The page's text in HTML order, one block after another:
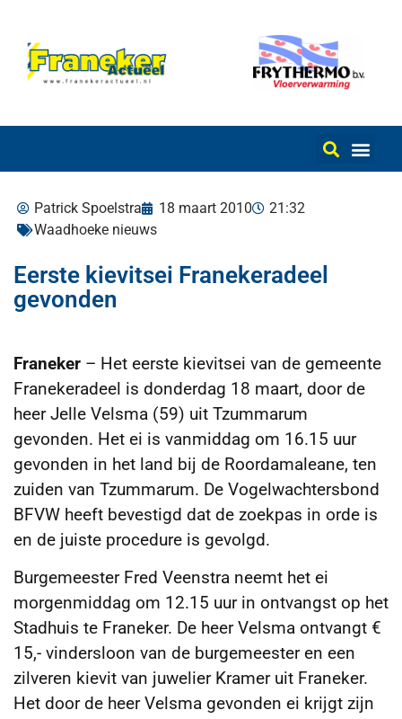
Patrick Spoelstra 18 maart 2010
21:32
Waadhoeke nieuws
Eerste kievitsei Franekeradeel
gevonden
Franeker – Het eerste kievitsei van de gemeente
Franekeradeel is donderdag 18 maart, door de
heer Jelle Velsma (59) uit Tzummarum
gevonden. Het ei is vanmiddag om 16.15 uur
gevonden in het land bij de Roordamaleane, ten
zuiden van Tzummarum. De Vogelwachtersbond
BFVW heeft bevestigd dat de zoekpas in orde is
en de juiste procedure is gevolgd.
Burgemeester Fred Veenstra neemt het ei
morgenmiddag om 12.15 uur in ontvangst op het
Stadhuis te Franeker. De heer Velsma ontvangt €
15,- vindersloon van de burgemeester en een
zilveren kievit van juwelier Kramer uit Franeker.
Het door de heer Velsma gevonden ei krijgt zijn